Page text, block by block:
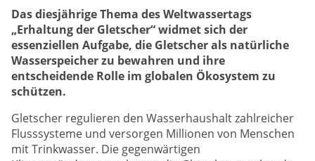
Das diesjährige Thema des Weltwassertags
„Erhaltung der Gletscher“ widmet sich der
essenziellen Aufgabe, die Gletscher als natürliche
Wasserspeicher zu bewahren und ihre
entscheidende Rolle im globalen Ökosystem zu
schützen.
Gletscher regulieren den Wasserhaushalt zahlreicher
Flusssysteme und versorgen Millionen von Menschen
mit Trinkwasser. Die gegenwärtigen